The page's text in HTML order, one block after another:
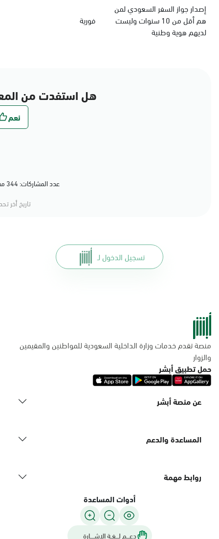
إصدار جواز السفر السعودي لمن
هم أقل من 10 سنوات وليست
لديهم هوية وطنية
فورية
هل استفدت من
عدد المشاركات: 344 مشاركة (79%) أعجبهم المحتوى
تاريخ أخر
تسجيل الدخول لـ
منصة تقدم خدمات وزارة الداخلية السعودية للمواطنين والمقيمين
والزوار
حمل تطبيق أبشر
عن منصة أبشر
المساعدة والدعم
روابط مهمة
أدوات المساعدة
دعـــم لـــغـة الاشــــارة